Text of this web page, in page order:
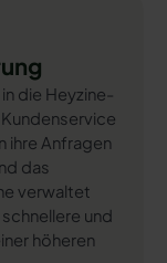
die Heyzine-
ihre Anfragen
das
verwaltet
und
höheren